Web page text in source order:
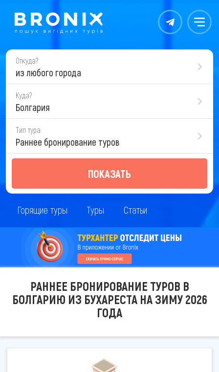
Контакты Меню
Откуда?
из любого города
Куда?
Болгария
Тип тура
Раннее бронирование туров
ПОКАЗАТЬ
Горящие туры Туры Статьи
РАННЕЕ БРОНИРОВАНИЕ ТУРОВ В
БОЛГАРИЮ ИЗ БУХАРЕСТА НА ЗИМУ 2026
ГОДА